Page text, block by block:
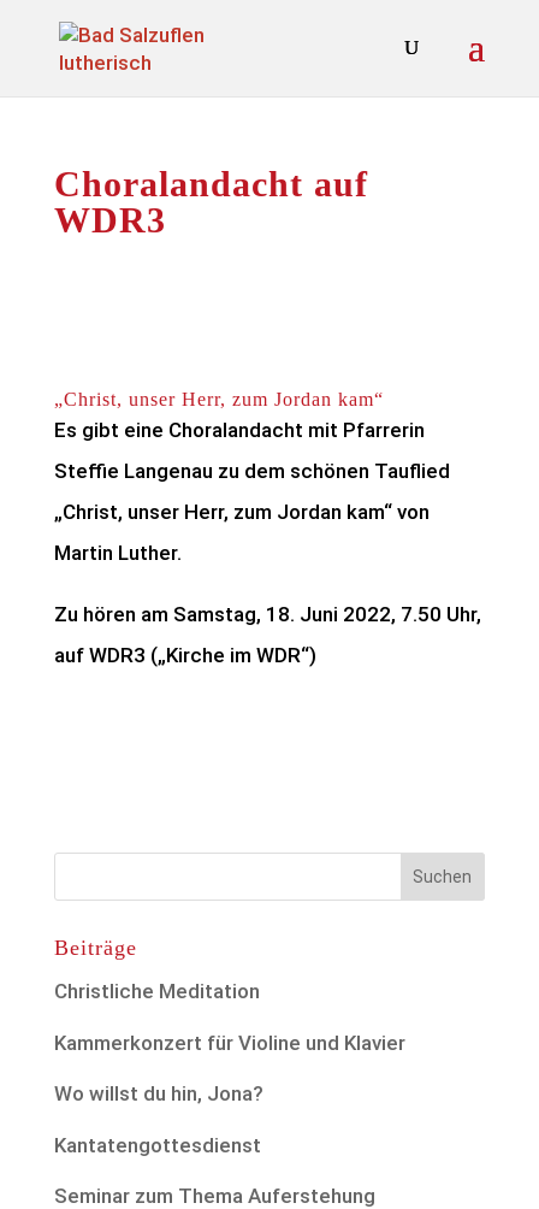
Choralandacht auf
WDR3
„Christ, unser Herr, zum Jordan kam“
Es gibt eine Choralandacht mit Pfarrerin
Steffie Langenau zu dem schönen Tauflied
„Christ, unser Herr, zum Jordan kam“ von
Martin Luther.
Zu hören am Samstag, 18. Juni 2022, 7.50 Uhr,
auf WDR3 („Kirche im WDR“)
Beiträge
Christliche Meditation
Kammerkonzert für Violine und Klavier
Wo willst du hin, Jona?
Kantatengottesdienst
Seminar zum Thema Auferstehung